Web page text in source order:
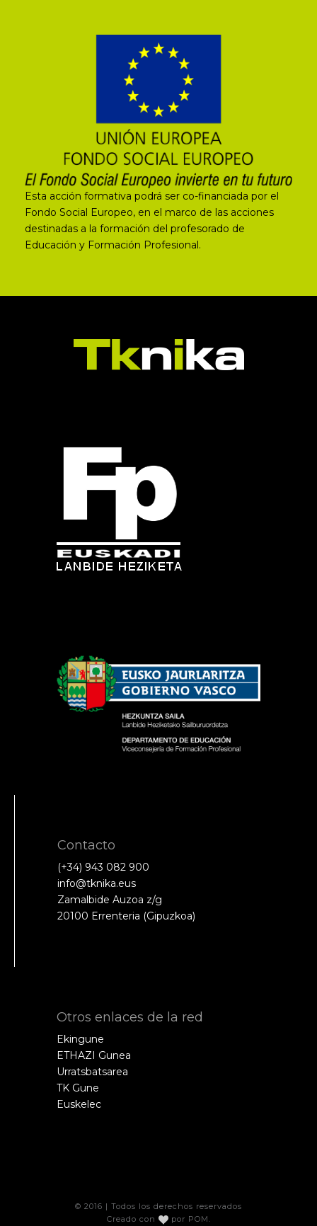
Esta acción formativa podrá ser co-financiada por el
Fondo Social Europeo, en el marco de las acciones
destinadas a la formación del profesorado de
Educación y Formación Profesional.
Contacto
(+34) 943 082 900
info@tknika.eus
Zamalbide Auzoa z/g
20100 Errenteria (Gipuzkoa)
Otros enlaces de la red
Ekingune
ETHAZI Gunea
Urratsbatsarea
TK Gune
Euskelec
© 2016 | Todos los derechos reservados
Creado con
por POM .